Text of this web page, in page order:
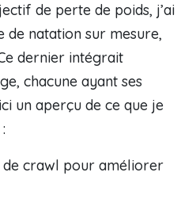
de perte de poids, j’ai
natation sur mesure,
dernier intégrait
chacune ayant ses
un aperçu de ce que je
de crawl pour améliorer